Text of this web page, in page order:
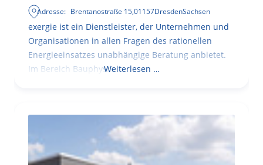
Adresse: Brentanostraße 15,01157DresdenSachsen
exergie ist ein Dienstleister, der Unternehmen und
Organisationen in allen Fragen des rationellen
Energieeinsatzes unabhängige Beratung anbietet.
Im Bereich BauphysikWeiterlesen …